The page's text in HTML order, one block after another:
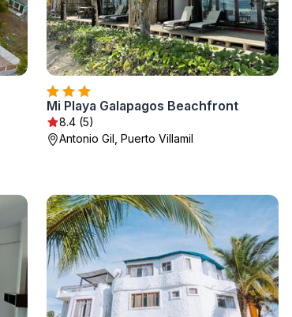
Mi Playa Galapagos Beachfront
8.4 (5)
Antonio Gil, Puerto Villamil